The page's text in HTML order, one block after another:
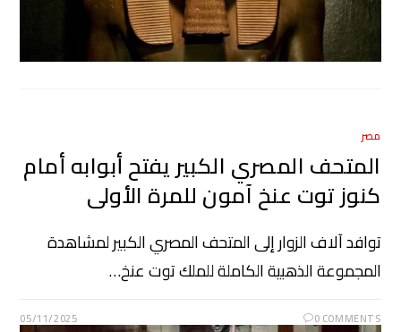
مصر
المتحف المصري الكبير يفتح أبوابه أمام
كنوز توت عنخ آمون للمرة الأولى
توافد آلاف الزوار إلى المتحف المصري الكبير لمشاهدة
المجموعة الذهبية الكاملة للملك توت عنخ…
0 COMMENTS
05/11/2025